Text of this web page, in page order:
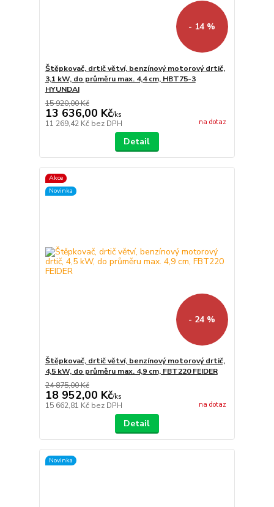
- 14 %
Štěpkovač, drtič větví, benzínový motorový drtič,
3,1 kW, do průměru max. 4,4 cm, HBT75-3
HYUNDAI
15 920,00 Kč
13 636,00 Kč/ks
11 269,42 Kč bez DPH na dotaz
Detail
Akce
Novinka
- 24 %
Štěpkovač, drtič větví, benzínový motorový drtič,
4,5 kW, do průměru max. 4,9 cm, FBT220 FEIDER
24 875,00 Kč
18 952,00 Kč/ks
15 662,81 Kč bez DPH na dotaz
Detail
Novinka